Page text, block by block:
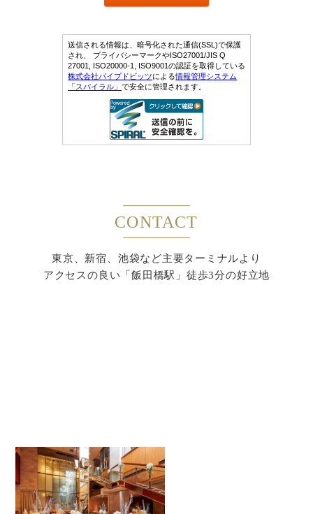
CONTACT
東京、新宿、池袋など主要ターミナルより
アクセスの良い「飯田橋駅」徒歩3分の好立地